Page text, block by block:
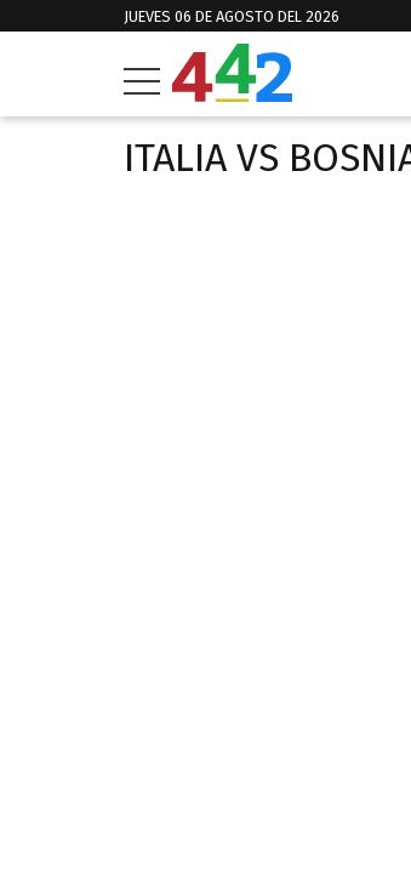
JUEVES 06 DE AGOSTO DEL 2026
ITALIA VS